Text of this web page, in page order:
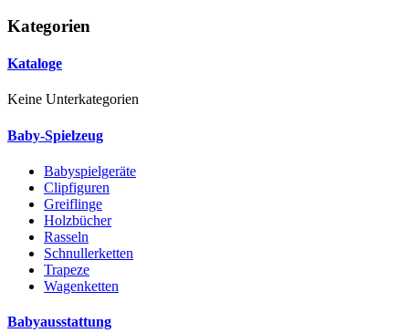
Kategorien
Kataloge
Keine Unterkategorien
Baby-Spielzeug
Babyspielgeräte
Clipfiguren
Greiflinge
Holzbücher
Rasseln
Schnullerketten
Trapeze
Wagenketten
Babyausstattung